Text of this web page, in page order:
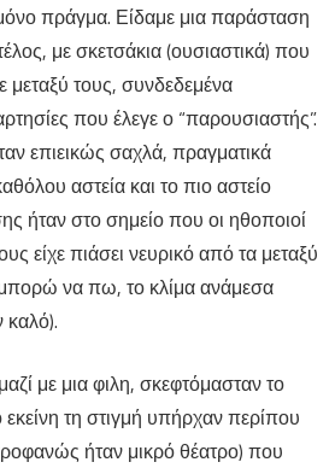
πράγμα. Είδαμε μια παράσταση
με σκετσάκια (ουσιαστικά) που
μεταξύ τους, συνδεδεμένα
που έλεγε ο “παρουσιαστής”.
επιεικώς σαχλά, πραγματικά
αστεία και το πιο αστείο
ήταν στο σημείο που οι ηθοποιοί
είχε πιάσει νευρικό από τα μεταξύ
να πω, το κλίμα ανάμεσα
καλό).
με μια φιλη, σκεφτόμασταν το
τη στιγμή υπήρχαν περίπου
ήταν μικρό θέατρο) που